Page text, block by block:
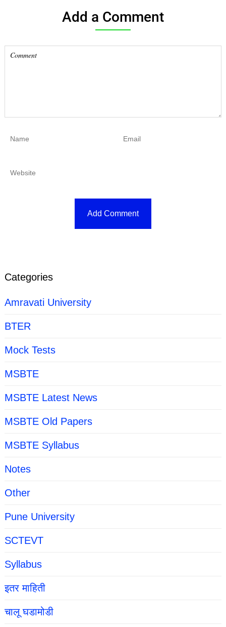
Add a Comment
Categories
Amravati University
BTER
Mock Tests
MSBTE
MSBTE Latest News
MSBTE Old Papers
MSBTE Syllabus
Notes
Other
Pune University
SCTEVT
Syllabus
इतर माहिती
चालू घडामोडी